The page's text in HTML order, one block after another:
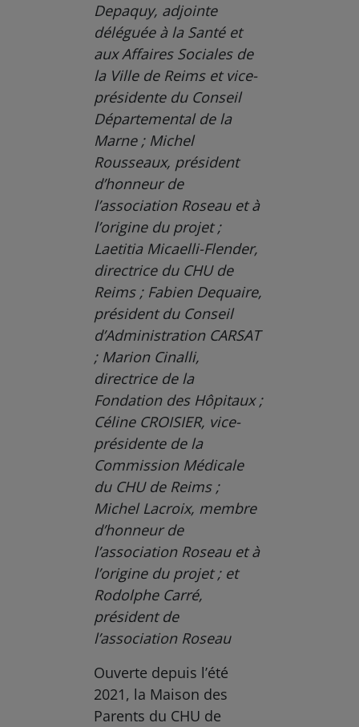
Depaquy, adjointe
déléguée à la Santé et
aux Affaires Sociales de
la Ville de Reims et vice-
présidente du Conseil
Départemental de la
Marne ; Michel
Rousseaux, président
d’honneur de
l’association Roseau et à
l’origine du projet ;
Laetitia Micaelli-Flender,
directrice du CHU de
Reims ; Fabien Dequaire,
président du Conseil
d’Administration CARSAT
; Marion Cinalli,
directrice de la
Fondation des Hôpitaux ;
Céline CROISIER, vice-
présidente de la
Commission Médicale
du CHU de Reims ;
Michel Lacroix, membre
d’honneur de
l’association Roseau et à
l’origine du projet ; et
Rodolphe Carré,
président de
l’association Roseau
Ouverte depuis l’été
2021, la Maison des
Parents du CHU de